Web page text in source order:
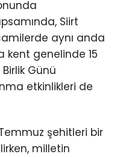
Siirt
aynı anda
kent genelinde 15
Günü
etkinlikleri de
şehitleri bir
milletin